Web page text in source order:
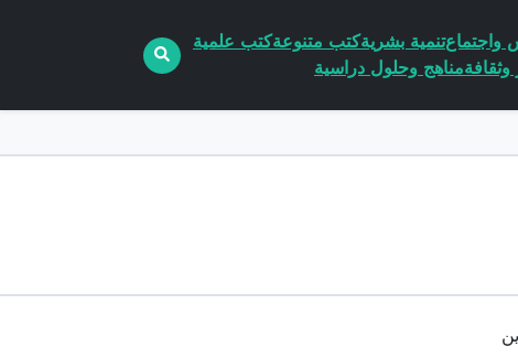
واجتماعتنمية بشريةكتب متنوعةكتب علمية
مناهج وحلول دراسية